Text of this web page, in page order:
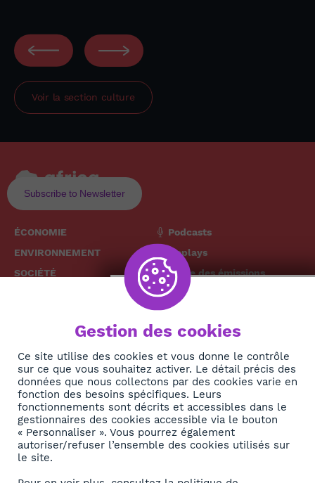
Voir la section culture
Subscribe to Newsletter
ÉCONOMIE
ENVIRONNEMENT
SOCIÉTÉ
DIASPORA
REJOIGNEZ-NOUS
Podcasts
Replays
Grille des émissions
À propos
The African
News Hub
NEWSLETTER
S'abonner
Gestion des cookies
Ce site utilise des cookies et vous donne le contrôle
sur ce que vous souhaitez activer. Le détail précis des
données que nous collectons par des cookies varie en
fonction des besoins spécifiques. Leurs
fonctionnements sont décrits et accessibles dans le
gestionnaires des cookies accessible via le bouton
« Personnaliser ». Vous pourrez également
autoriser/refuser l’ensemble des cookies utilisés sur
le site.